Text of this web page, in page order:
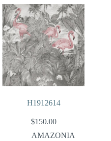
H1912614
$150.00
AMAZONIA